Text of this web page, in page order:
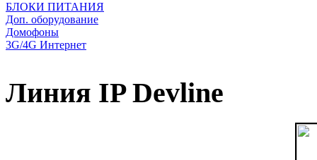
БЛОКИ ПИТАНИЯ
Доп. оборудование
Домофоны
3G/4G Интернет
Линия IP Devline